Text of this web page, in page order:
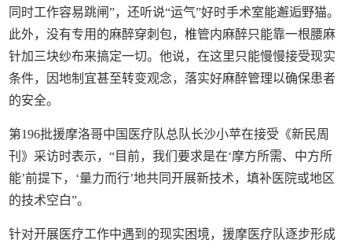
同时工作容易跳闸”，还听说“运气”好时手术室能邂逅野猫。
此外，没有专用的麻醉穿刺包，椎管内麻醉只能靠一根腰麻
针加三块纱布来搞定一切。他说，在这里只能慢慢接受现实
条件，因地制宜甚至转变观念，落实好麻醉管理以确保患者
的安全。
第196批援摩洛哥中国医疗队总队长沙小苹在接受《新民周
刊》采访时表示，“目前，我们要求是在‘摩方所需、中方所
能’前提下，‘量力而行’地共同开展新技术，填补医院或地区
的技术空白”。
针对开展医疗工作中遇到的现实困境，援摩医疗队逐步形成